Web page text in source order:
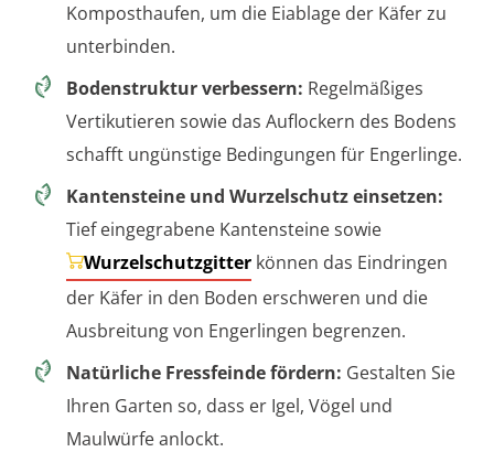
Komposthaufen, um die Eiablage der Käfer zu
unterbinden.
Bodenstruktur verbessern: Regelmäßiges
Vertikutieren sowie das Auflockern des Bodens
schafft ungünstige Bedingungen für Engerlinge.
Kantensteine und Wurzelschutz einsetzen:
Tief eingegrabene Kantensteine sowie
Wurzelschutzgitter können das Eindringen
der Käfer in den Boden erschweren und die
Ausbreitung von Engerlingen begrenzen.
Natürliche Fressfeinde fördern: Gestalten Sie
Ihren Garten so, dass er Igel, Vögel und
Maulwürfe anlockt.